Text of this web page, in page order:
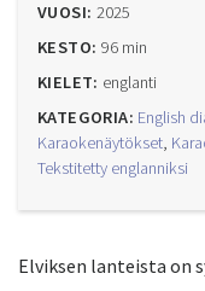
VUOSI: 2025
KESTO: 96 min
KIELET: englanti
KATEGORIA: English
Karaokenäytökset,
Tekstitetty englanniksi
Elviksen lanteista on